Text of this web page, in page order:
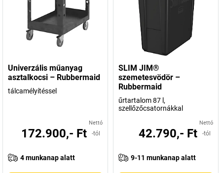
Univerzális műanyag
asztalkocsi – Rubbermaid
tálcamélyítéssel
Nettó
172.900,- Ft -tól
4 munkanap alatt
SLIM JIM®
szemetesvödör –
Rubbermaid
űrtartalom 87 l,
szellőzőcsatornákkal
Nettó
42.790,- Ft -tól
9-11 munkanap alatt